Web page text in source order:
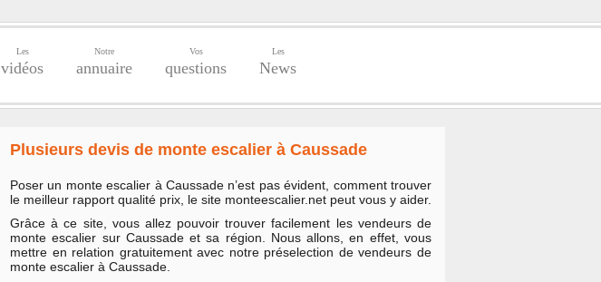
Les
vidéos
Notre
annuaire
Vos
questions
Les
News
Plusieurs devis de monte escalier à Caussade
Poser un monte escalier à Caussade n’est pas évident, comment trouver
le meilleur rapport qualité prix, le site monteescalier.net peut vous y aider.
Grâce à ce site, vous allez pouvoir trouver facilement les vendeurs de
monte escalier sur Caussade et sa région. Nous allons, en effet, vous
mettre en relation gratuitement avec notre préselection de vendeurs de
monte escalier à Caussade.